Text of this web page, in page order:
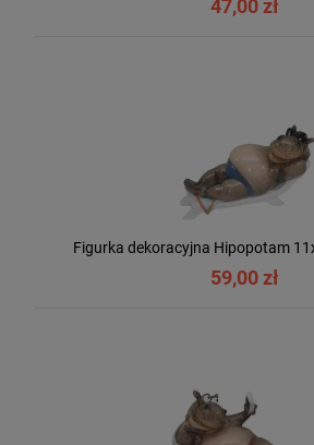
47,00 zł
Figurka dekoracyjna Hipopotam
59,00 zł